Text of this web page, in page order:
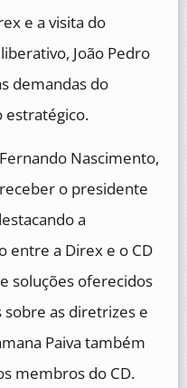
e a visita do
João Pedro
demandas do
estratégico.
Nascimento,
o presidente
a
entre a Direx e o CD
soluções oferecidos
sobre as diretrizes e
Paiva também
membros do CD.